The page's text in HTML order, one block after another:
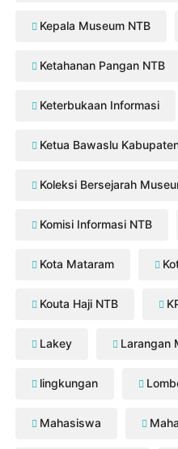
Kepala Museum NTB
Ketahanan Pangan NTB
Keterbukaan Informasi
Ketua Bawaslu
Koleksi Bersejarah
Komisi Informasi NTB
Kota Mataram
Kouta Haji NTB
Lakey Larangan
lingkungan
Mahasiswa